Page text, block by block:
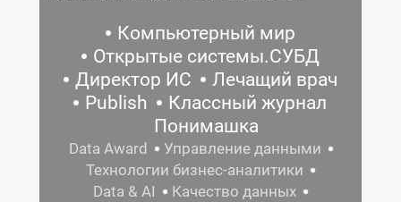
Компьютерный мир
Открытые системы.СУБД
Директор ИС
Лечащий врач
Publish
Классный журнал
Понимашка
Data Award
Управление данными
Технологии бизнес-аналитики
Data & AI
Качество данных